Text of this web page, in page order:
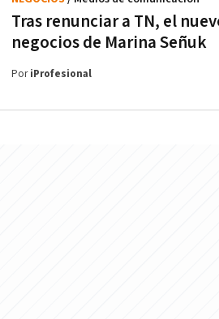
Tras renunciar a TN, el
negocios de Marina Señuk
PoriProfesional